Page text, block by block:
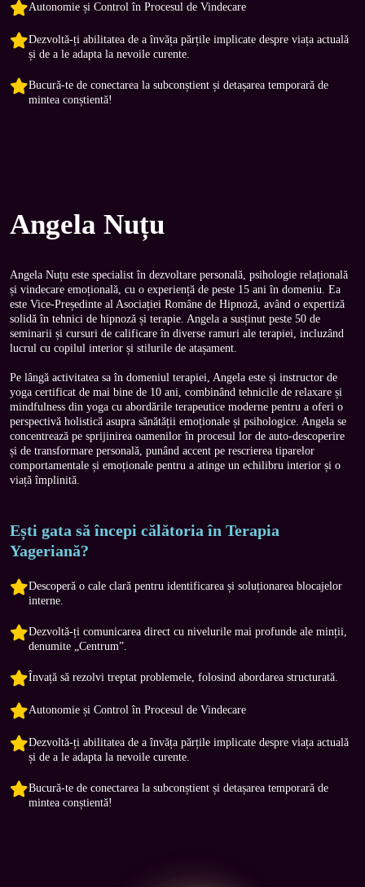
Autonomie și Control în Procesul de Vindecare
Dezvoltă-ți abilitatea de a învăța părțile implicate despre viața actuală
și de a le adapta la nevoile curente.
Bucură-te de conectarea la subconștient și detașarea temporară de
mintea conștientă!
Angela Nuțu
Angela Nuțu este specialist în dezvoltare personală, psihologie relațională
și vindecare emoțională, cu o experiență de peste 15 ani în domeniu. Ea
este Vice-Președinte al Asociației Române de Hipnoză, având o expertiză
solidă în tehnici de hipnoză și terapie. Angela a susținut peste 50 de
seminarii și cursuri de calificare în diverse ramuri ale terapiei, incluzând
lucrul cu copilul interior și stilurile de atașament.
Pe lângă activitatea sa în domeniul terapiei, Angela este și instructor de
yoga certificat de mai bine de 10 ani, combinând tehnicile de relaxare și
mindfulness din yoga cu abordările terapeutice moderne pentru a oferi o
perspectivă holistică asupra sănătății emoționale și psihologice. Angela se
concentrează pe sprijinirea oamenilor în procesul lor de auto-descoperire
și de transformare personală, punând accent pe rescrierea tiparelor
comportamentale și emoționale pentru a atinge un echilibru interior și o
viață împlinită.
Ești gata să începi călătoria în Terapia
Yageriană?
Descoperă o cale clară pentru identificarea și soluționarea blocajelor
interne.
Dezvoltă-ți comunicarea direct cu nivelurile mai profunde ale minții,
denumite „Centrum”.
Învață să rezolvi treptat problemele, folosind abordarea structurată.
Autonomie și Control în Procesul de Vindecare
Dezvoltă-ți abilitatea de a învăța părțile implicate despre viața actuală
și de a le adapta la nevoile curente.
Bucură-te de conectarea la subconștient și detașarea temporară de
mintea conștientă!